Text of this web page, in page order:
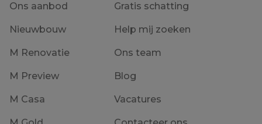
Ons aanbod
Nieuwbouw
M Renovatie
M Preview
M Casa
Gratis schatting
Help mij zoeken
Ons team
Blog
Vacatures